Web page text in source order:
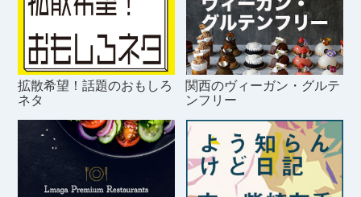
拡散希望！話題のおもしろ
ネタ
関西のヴィーガン・グルテ
ンフリー